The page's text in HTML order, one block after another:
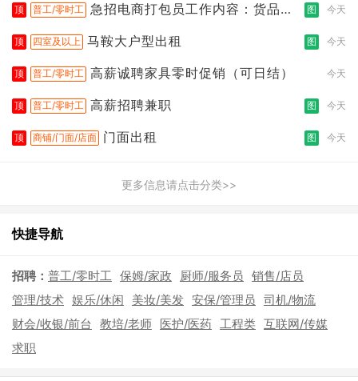
顶 普工/零时工 急招电商打包员工作内容：货品分
图 今天
顶 四室及以上 马鞍大户型出租 图 今天
顶 普工/零时工 高薪诚聘家具零时促销（可日结） 今天
顶 普工/零时工 高薪招聘兼职 图 今天
顶 商铺/门面/店面 门面出租 图 今天
更多信息请点击分类>>
快捷导航
招聘： 普工/零时工 保姆/家政 厨师/服务员 销售/店员
管理/技术 娱乐/休闲 美妆/美发 安保/管理员 司机/物流
财会/收银/前台 教培/老师 医护/医药 工程类 互联网/传媒
求职